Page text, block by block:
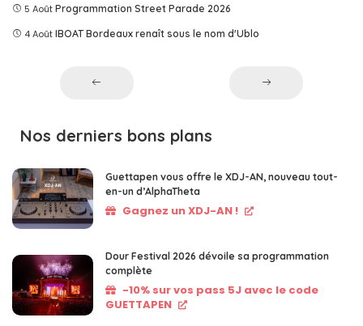
5 Août Programmation Street Parade 2026
4 Août IBOAT Bordeaux renaît sous le nom d'Ublo
Nos derniers bons plans
Guettapen vous offre le XDJ-AN, nouveau tout-
en-un d’AlphaTheta
Gagnez un XDJ-AN !
Dour Festival 2026 dévoile sa programmation
complète
-10% sur vos pass 5J avec le code
GUETTAPEN